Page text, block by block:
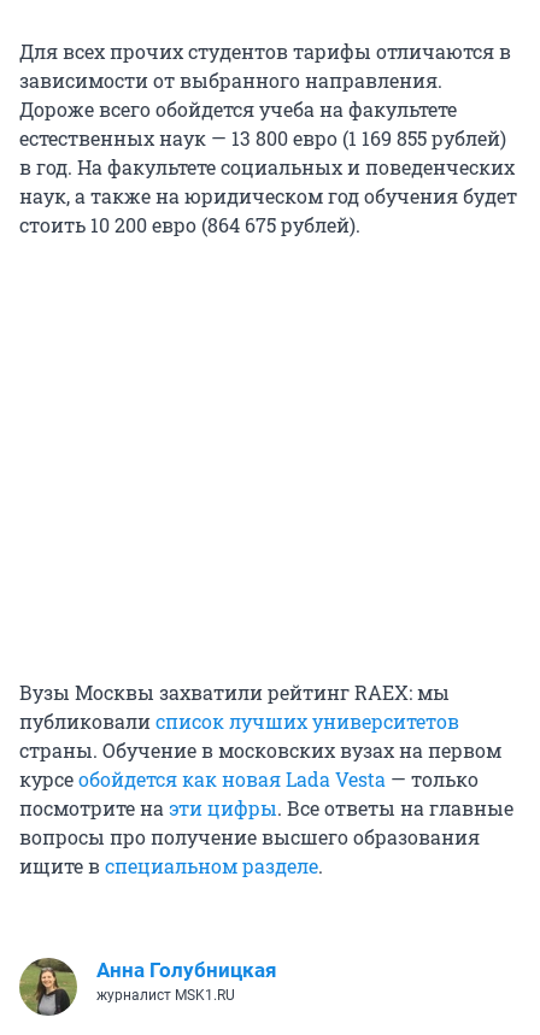
Для всех прочих студентов тарифы отличаются в
зависимости от выбранного направления.
Дороже всего обойдется учеба на факультете
естественных наук — 13 800евро (1 169 855рублей)
в год. На факультете социальных и поведенческих
наук, а также на юридическом год обучения будет
стоить 10 200евро (864 675рублей).
Вузы Москвы захватили рейтинг RAEX: мы
публиковалисписок лучших университетов
страны. Обучение в московских вузах на первом
курсеобойдется как новая Lada Vesta — только
посмотрите наэти цифры. Все ответы на главные
вопросы про получение высшего образования
ищите вспециальном разделе.
Анна Голубницкая
журналист MSK1.RU